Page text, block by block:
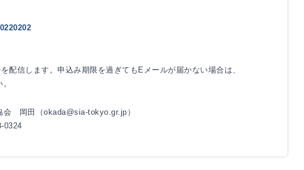
配信します。申込み期限を過ぎてもEメールが届かない場合は、
会 岡田（okada@sia-tokyo.gr.jp）
0324